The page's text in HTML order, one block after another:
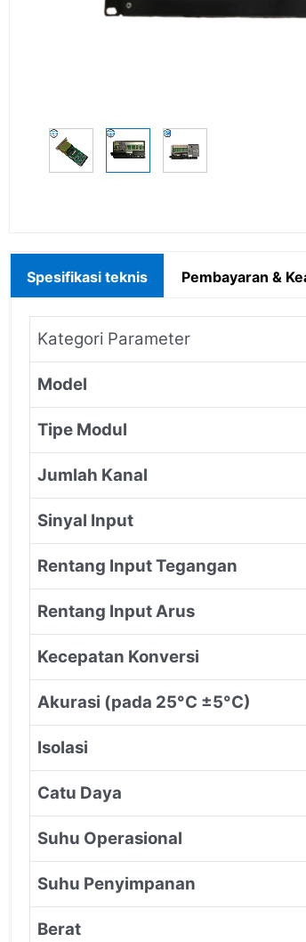
Spesifikasi teknis Pembayaran &
Kategori Parameter
Model
Tipe Modul
Jumlah Kanal
Sinyal Input
Rentang Input Tegangan
Rentang Input Arus
Kecepatan Konversi
Akurasi (pada 25°C ±5°C)
Isolasi
Catu Daya
Suhu Operasional
Suhu Penyimpanan
Berat